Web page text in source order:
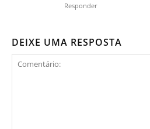
Responder
DEIXE UMA RESPOSTA